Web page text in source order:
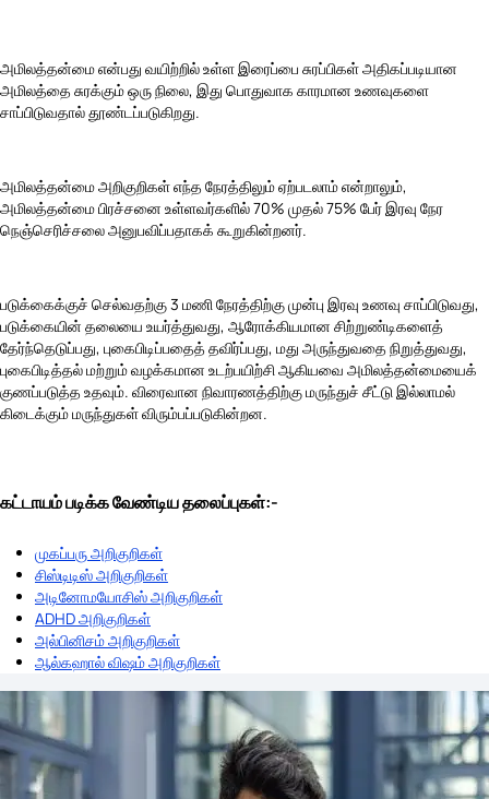
அமிலத்தன்மை என்பது வயிற்றில் உள்ள இரைப்பை சுரப்பிகள் அதிகப்படியான
அமிலத்தை சுரக்கும் ஒரு நிலை, இது பொதுவாக காரமான உணவுகளை
சாப்பிடுவதால் தூண்டப்படுகிறது.
அமிலத்தன்மை அறிகுறிகள் எந்த நேரத்திலும் ஏற்படலாம் என்றாலும்,
அமிலத்தன்மை பிரச்சனை உள்ளவர்களில் 70% முதல் 75% பேர் இரவு நேர
நெஞ்செரிச்சலை அனுபவிப்பதாகக் கூறுகின்றனர்.
படுக்கைக்குச் செல்வதற்கு 3 மணி நேரத்திற்கு முன்பு இரவு உணவு சாப்பிடுவது,
படுக்கையின் தலையை உயர்த்துவது, ஆரோக்கியமான சிற்றுண்டிகளைத்
தேர்ந்தெடுப்பது, புகைபிடிப்பதைத் தவிர்ப்பது, மது அருந்துவதை நிறுத்துவது,
புகைபிடித்தல் மற்றும் வழக்கமான உடற்பயிற்சி ஆகியவை அமிலத்தன்மையைக்
குணப்படுத்த உதவும். விரைவான நிவாரணத்திற்கு மருந்துச் சீட்டு இல்லாமல்
கிடைக்கும் மருந்துகள் விரும்பப்படுகின்றன.
கட்டாயம் படிக்க வேண்டிய தலைப்புகள்:-
முகப்பரு அறிகுறிகள்
சிஸ்டிடிஸ் அறிகுறிகள்
அடினோமயோசிஸ் அறிகுறிகள்
ADHD அறிகுறிகள்
அல்பினிசம் அறிகுறிகள்
ஆல்கஹால் விஷம் அறிகுறிகள்